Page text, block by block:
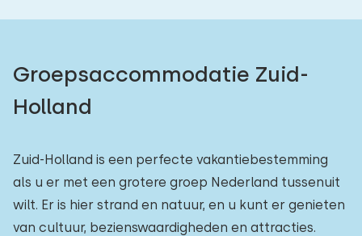
Groepsaccommodatie Zuid-
Holland
Zuid-Holland is een perfecte vakantiebestemming
als u er met een grotere groep Nederland tussenuit
wilt. Er is hier strand en natuur, en u kunt er genieten
van cultuur, bezienswaardigheden en attracties.